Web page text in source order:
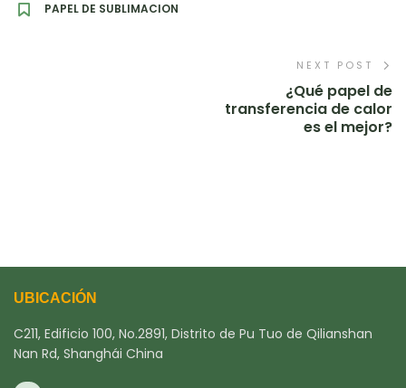
PAPEL DE SUBLIMACION
NEXT POST
¿Qué papel de
transferencia de calor
es el mejor?
UBICACIÓN
C211, Edificio 100, No.2891, Distrito de Pu Tuo de Qilianshan
Nan Rd, Shanghái China